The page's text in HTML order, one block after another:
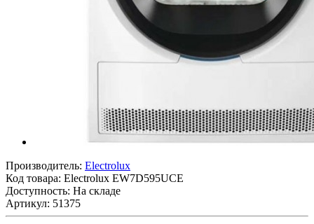
Производитель: Electrolux
Код товара: Electrolux EW7D595UCE
Доступность: На складе
Артикул: 51375